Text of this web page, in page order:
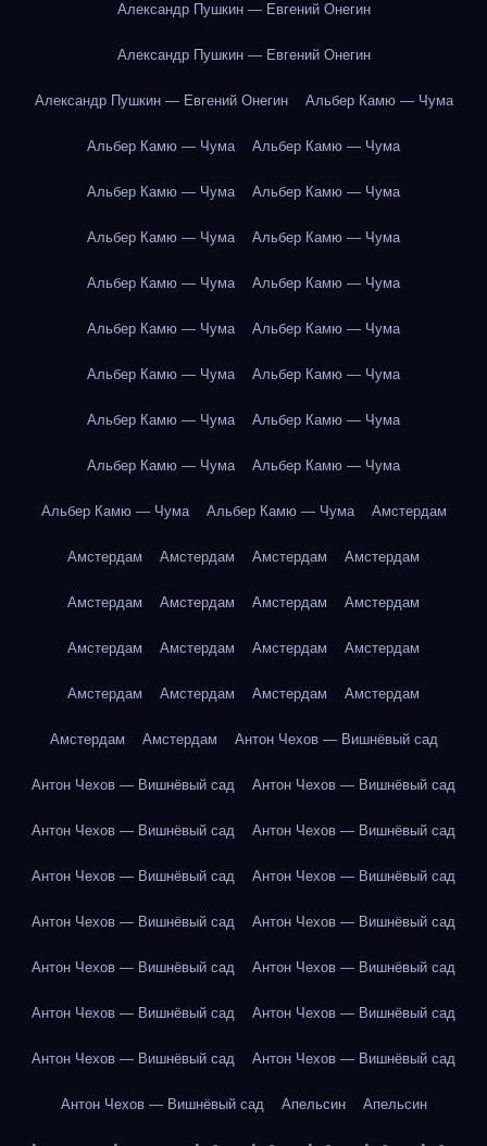
Александр Пушкин — Евгений Онегин
Александр Пушкин — Евгений Онегин
Александр Пушкин — Евгений Онегин Альбер Камю — Чума
Альбер Камю — Чума Альбер Камю — Чума
Альбер Камю — Чума Альбер Камю — Чума
Альбер Камю — Чума Альбер Камю — Чума
Альбер Камю — Чума Альбер Камю — Чума
Альбер Камю — Чума Альбер Камю — Чума
Альбер Камю — Чума Альбер Камю — Чума
Альбер Камю — Чума Альбер Камю — Чума
Альбер Камю — Чума Альбер Камю — Чума
Альбер Камю — Чума Альбер Камю — Чума Амстердам
Амстердам Амстердам Амстердам Амстердам
Амстердам Амстердам Амстердам Амстердам
Амстердам Амстердам Амстердам Амстердам
Амстердам Амстердам Амстердам Амстердам
Амстердам Амстердам Антон Чехов — Вишнёвый сад
Антон Чехов — Вишнёвый сад Антон Чехов — Вишнёвый сад
Антон Чехов — Вишнёвый сад Антон Чехов — Вишнёвый сад
Антон Чехов — Вишнёвый сад Антон Чехов — Вишнёвый сад
Антон Чехов — Вишнёвый сад Антон Чехов — Вишнёвый сад
Антон Чехов — Вишнёвый сад Антон Чехов — Вишнёвый сад
Антон Чехов — Вишнёвый сад Антон Чехов — Вишнёвый сад
Антон Чехов — Вишнёвый сад Антон Чехов — Вишнёвый сад
Антон Чехов — Вишнёвый сад Апельсин Апельсин